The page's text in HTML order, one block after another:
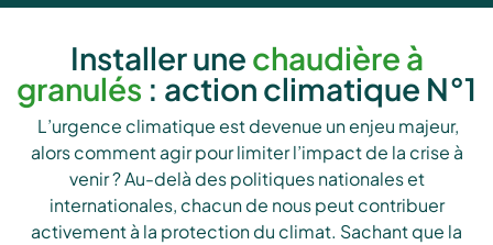
Installer une chaudière à
granulés : action climatique N°1
L’urgence climatique est devenue un enjeu majeur,
alors comment agir pour limiter l’impact de la crise à
venir ? Au-delà des politiques nationales et
internationales, chacun de nous peut contribuer
activement à la protection du climat. Sachant que la